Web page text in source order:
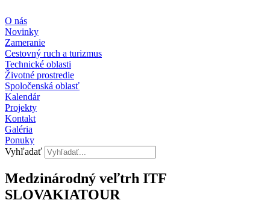
na
obsah
O nás
Novinky
Zameranie
Cestovný ruch a turizmus
Technické oblasti
Životné prostredie
Spoločenská oblasť
Kalendár
Projekty
Kontakt
Galéria
Ponuky
Vyhľadať
Medzinárodný veľtrh ITF
SLOVAKIATOUR